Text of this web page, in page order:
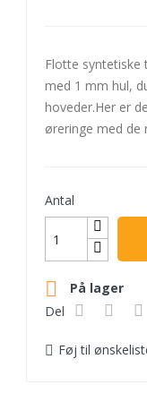
Flotte syntetiske
med 1 mm hul,
hoveder.Her er
øreringe med
Antal

På lager
Del
Føj til